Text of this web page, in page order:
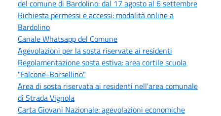
del comune di Bardolino: dal 17 agosto al 6 settembre
Richiesta permessi e accessi: modalità online a
Bardolino
Canale Whatsapp del Comune
Agevolazioni per la sosta riservate ai residenti
Regolamentazione sosta estiva: area cortile scuola
"Falcone-Borsellino"
Area di sosta riservata ai residenti nell'area comunale
di Strada Vignola
Carta Giovani Nazionale: agevolazioni economiche